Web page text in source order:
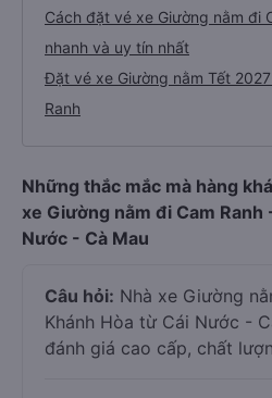
Cách đặt vé xe Giường nằm đi
nhanh và uy tín nhất
Đặt vé xe Giường nằm Tết
Ranh
Những thắc mắc mà hàng
xe Giường nằm đi Cam Ranh
Nước - Cà Mau
Câu hỏi: Nhà xe Giường
Khánh Hòa từ Cái Nước -
đánh giá cao cấp, chất